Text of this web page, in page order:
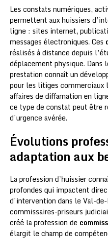
Les constats numériques,
permettent aux huissiers
ligne : sites internet,
messages électroniques. Ces
réalisés à distance depuis
déplacement physique. Dans
prestation connaît un
pour les litiges commerciaux
affaires de diffamation en
ce type de constat peut être
d’urgence avérée.
Évolutions
adaptation aux
La profession d’huissier
profondes qui impactent
d’intervention dans le Val-
commissaires-priseurs
créé la profession de
élargit le champ de